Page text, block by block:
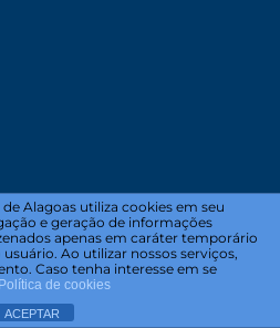
Alagoas utiliza cookies em seu
e geração de informações
apenas em caráter temporário
Ao utilizar nossos serviços,
Caso tenha interesse em se
Política de cookies
ACEPTAR